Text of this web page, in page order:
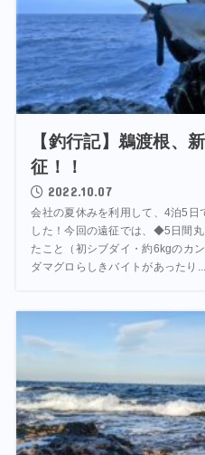
【釣行記】鵜渡根、
征！！
2022.10.07
会社の夏休みを利用して、4泊5日
した！今回の遠征では、◆5日間
たこと（初シブダイ・約6kgのカ
ダマグロらしきバイトがあったり...